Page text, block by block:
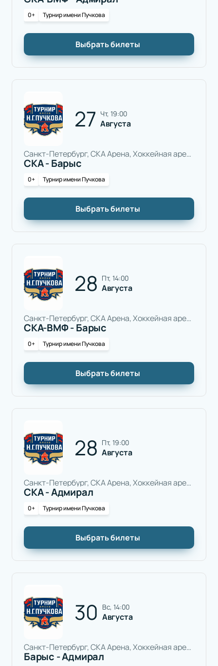
0+ Турнир имени Пучкова
Выбрать билеты
27 чт, 19:00
Августа
Санкт-Петербург, СКА Арена, Хоккейная арена
СКА - Барыс
0+ Турнир имени Пучкова
Выбрать билеты
28 пт, 14:00
Августа
Санкт-Петербург, СКА Арена, Хоккейная арена
СКА-ВМФ - Барыс
0+ Турнир имени Пучкова
Выбрать билеты
28 пт, 19:00
Августа
Санкт-Петербург, СКА Арена, Хоккейная арена
СКА - Адмирал
0+ Турнир имени Пучкова
Выбрать билеты
30 вс, 14:00
Августа
Санкт-Петербург, СКА Арена, Хоккейная арена
Барыс - Адмирал